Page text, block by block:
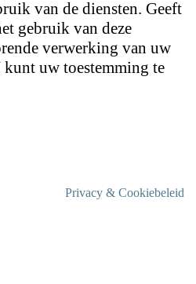
van de diensten. Geeft
gebruik van deze
verwerking van uw
kunt uw toestemming te
Privacy & Cookiebeleid